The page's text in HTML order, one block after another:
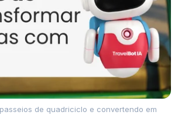
de quadriciclo e convertendo em